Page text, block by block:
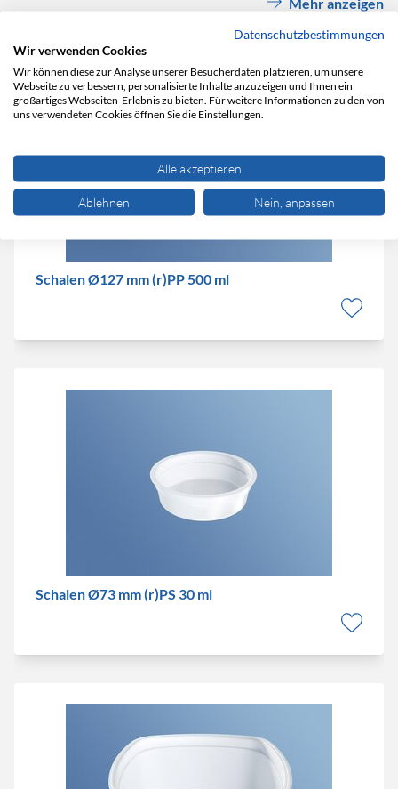
Schalen Ø127 mm (r)PP 500 ml
Schalen Ø73 mm (r)PS 30 ml
Datenschutzbestimmungen
Wir verwenden Cookies
Wir können diese zur Analyse unserer Besucherdaten platzieren, um unsere
Webseite zu verbessern, personalisierte Inhalte anzuzeigen und Ihnen ein
großartiges Webseiten-Erlebnis zu bieten. Für weitere Informationen zu den von
uns verwendeten Cookies öffnen Sie die Einstellungen.
Alle akzeptieren
Ablehnen Nein, anpassen